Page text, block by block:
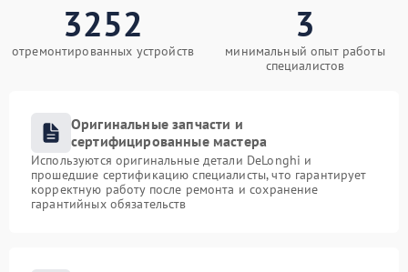
3252
отремонтированных устройств
3
минимальный опыт работы
специалистов
Оригинальные запчасти и
сертифицированные мастера
Используются оригинальные детали DeLonghi и
прошедшие сертификацию специалисты, что гарантирует
корректную работу после ремонта и сохранение
гарантийных обязательств